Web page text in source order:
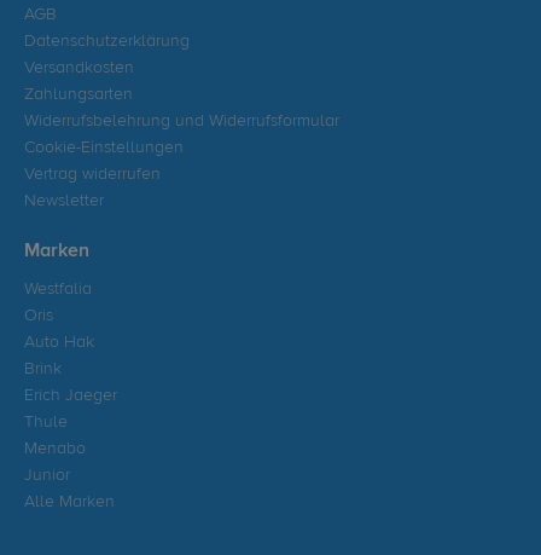
AGB
Datenschutzerklärung
Versandkosten
Zahlungsarten
Widerrufsbelehrung und Widerrufsformular
Cookie-Einstellungen
Vertrag widerrufen
Newsletter
Marken
Westfalia
Oris
Auto Hak
Brink
Erich Jaeger
Thule
Menabo
Junior
Alle Marken